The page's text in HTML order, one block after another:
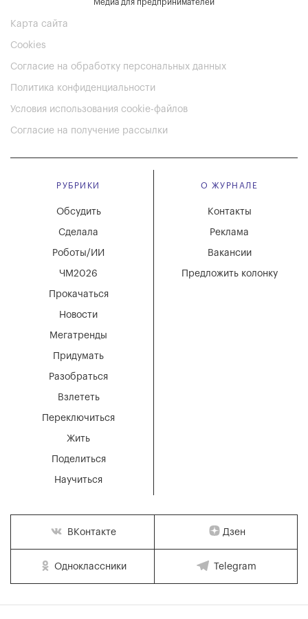
Медиа для предпринимателей
Карта сайта
Cookies
Согласие на обработку персональных данных
Политика конфиденциальности
Условия использования cookie-файлов
Согласие на получение рассылки
РУБРИКИ
Мегатренды
Придумать
Разобраться
Взлететь
Новости
Переключиться
Жить
Поделиться
Научиться
Обсудить
Сделала
Роботы/ИИ
ЧМ2026
Прокачаться
О ЖУРНАЛЕ
Вакансии
Реклама
Контакты
Предложить колонку
ВКонтакте Дзен
Одноклассники Telegram